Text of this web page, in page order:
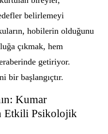
belirlemeyi
hobilerin olduğunu
çıkmak, hem
getiriyor.
bir başlangıçtır.
Kumar
Etkili Psikolojik